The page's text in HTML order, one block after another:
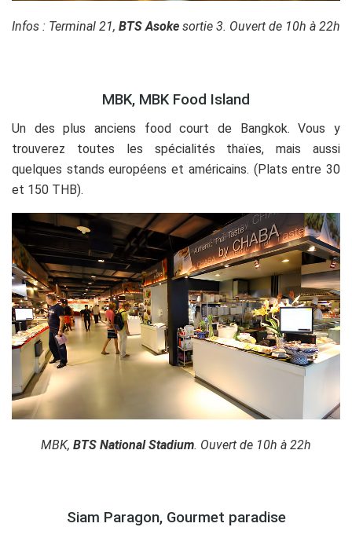
Infos : Terminal 21, BTS Asoke sortie 3. Ouvert de 10h à 22h
MBK, MBK Food Island
Un des plus anciens food court de Bangkok. Vous y
trouverez toutes les spécialités thaïes, mais aussi
quelques stands européens et américains. (Plats entre 30
et 150 THB).
MBK, BTS National Stadium. Ouvert de 10h à 22h
Siam Paragon, Gourmet paradise